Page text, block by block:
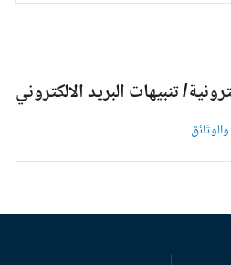
تنبيهات البريد الالكتروني